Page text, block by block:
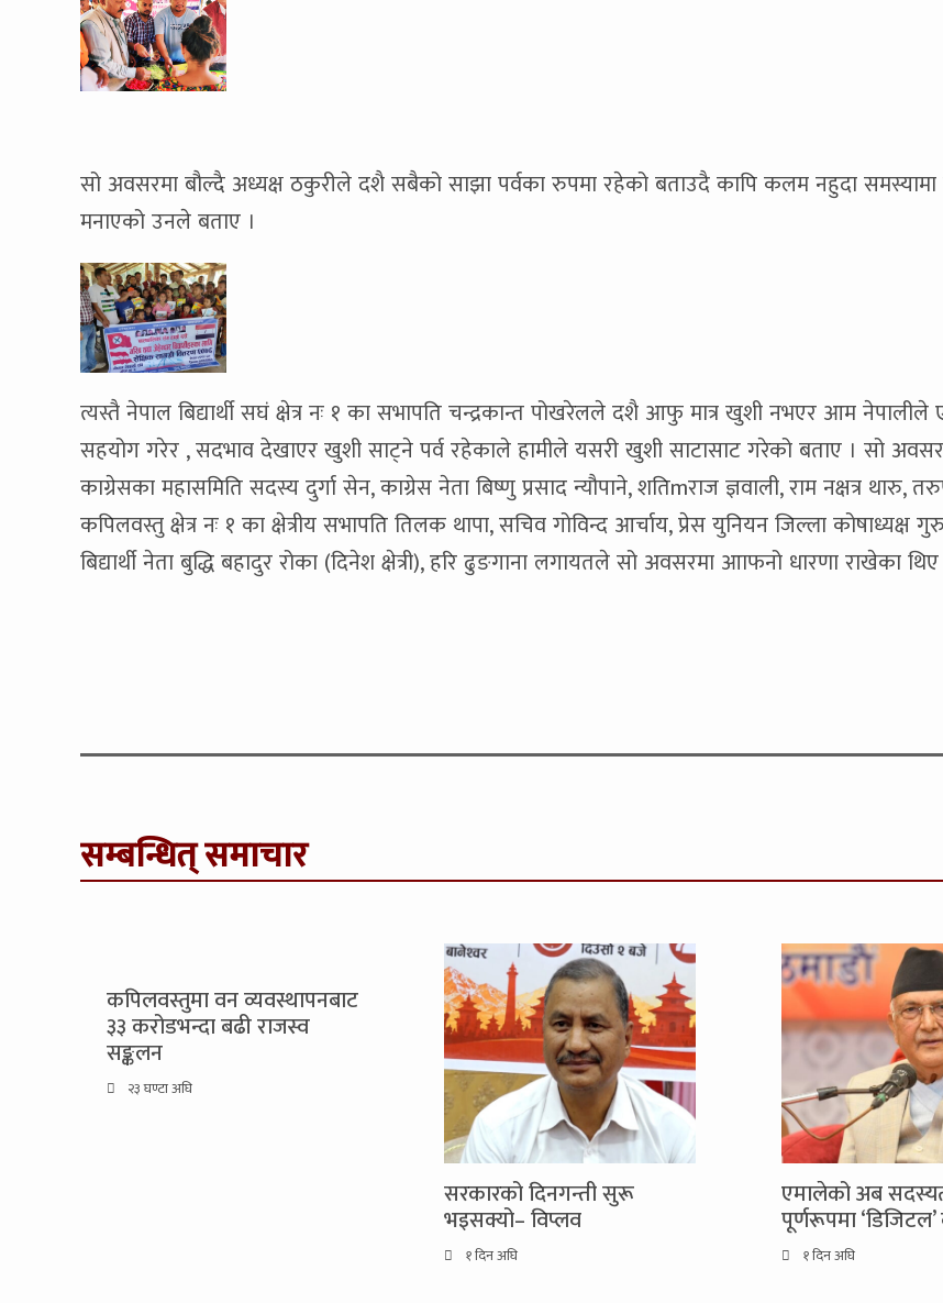
सो अवसरमा बौल्दै अध्यक्ष ठकुरीले दशै सबैको साझा पर्वका रुपमा रहेको बताउदै कापि कलम नहुदा
मनाएको उनले बताए ।
त्यस्तै नेपाल बिद्यार्थी सघं क्षेत्र नः १ का सभापति चन्द्रकान्त पोखरेलले दशै आफु मात्र खुशी नभएर आम
सहयोग गरेर , सदभाव देखाएर खुशी साट्ने पर्व रहेकाले हामीले यसरी खुशी साटासाट गरेको बताए । सो
काग्रेसका महासमिति सदस्य दुर्गा सेन, काग्रेस नेता बिष्णु प्रसाद न्यौपाने, शतिmराज ज्ञवाली, राम नक्षत्र थारु,
कपिलवस्तु क्षेत्र नः १ का क्षेत्रीय सभापति तिलक थापा, सचिव गोविन्द आर्चाय, प्रेस युनियन जिल्ला कोषाध्यक्ष
बिद्यार्थी नेता बुद्धि बहादुर रोका (दिनेश क्षेत्री), हरि ढुङगाना लगायतले सो अवसरमा आाफनो धारणा राखेका थिए
सम्बन्धित् समाचार
कपिलवस्तुमा वन व्यवस्थापनबाट
३३ करोडभन्दा बढी राजस्व
सङ्कलन
२३ घण्टा अघि
सरकारको दिनगन्ती सुरू
भइसक्यो– विप्लव
१ दिन अघि
एमालेको अब
पूर्णरूपमा
१ दिन अघि